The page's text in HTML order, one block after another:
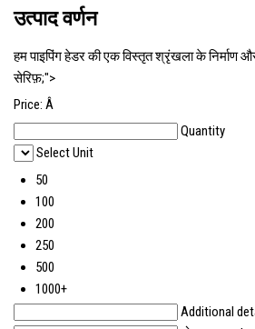
उत्पाद वर्णन
हम पाइपिंग हेडर की एक विस्तृत श्रृंखला के निर्माण
सेरिफ़;">
Price: Â
Quantity
Select Unit
50
100
200
250
500
1000+
Additional